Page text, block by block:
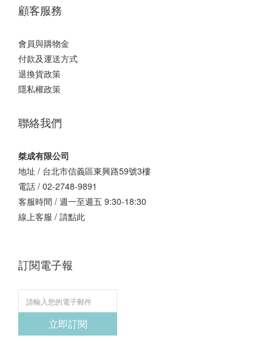
顧客服務
會員與購物金
付款及運送方式
退換貨政策
隱私權政策
聯絡我們
桀成有限公司
地址 / 台北市信義區東興路59號3樓
電話 / 02-2748-9891
客服時間 / 週一至週五 9:30-18:30
線上客服 / 請點此
訂閱電子報
立即訂閱